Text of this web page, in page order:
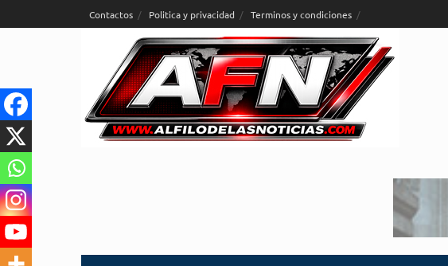
al
Contactos Politica y privacidad Terminos y condiciones